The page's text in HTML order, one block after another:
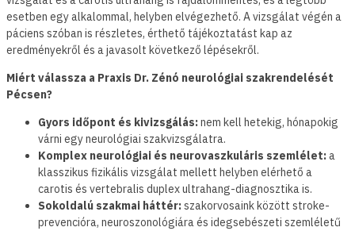
esetben egy alkalommal, helyben elvégezhető. A vizsgálat végén a
páciens szóban is részletes, érthető tájékoztatást kap az
eredményekről és a javasolt következő lépésekről.
Miért válassza a Praxis Dr. Zénó neurológiai szakrendelését
Pécsen?
Gyors időpont és kivizsgálás:nem kell hetekig, hónapokig
várni egy neurológiai szakvizsgálatra.
Komplex neurológiai és neurovaszkuláris szemlélet:a
klasszikus fizikális vizsgálat mellett helyben elérhető a
carotis és vertebralis duplex ultrahang-diagnosztika is.
Sokoldalú szakmai háttér:szakorvosaink között stroke-
prevencióra, neuroszonológiára és idegsebészeti szemléletű